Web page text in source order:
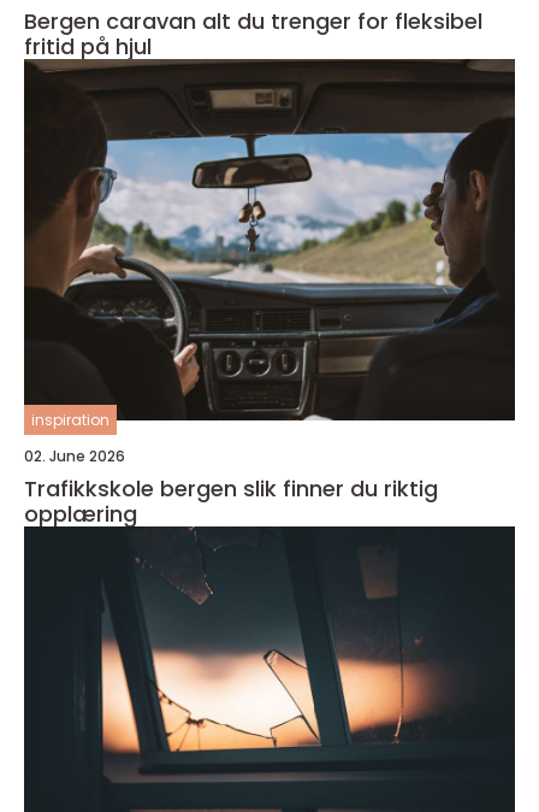
Bergen caravan alt du trenger for fleksibel
fritid på hjul
inspiration
02. June 2026
Trafikkskole bergen slik finner du riktig
opplæring